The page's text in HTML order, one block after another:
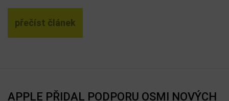
přečíst článek
APPLE PŘIDAL PODPORU OSMI NOVÝCH